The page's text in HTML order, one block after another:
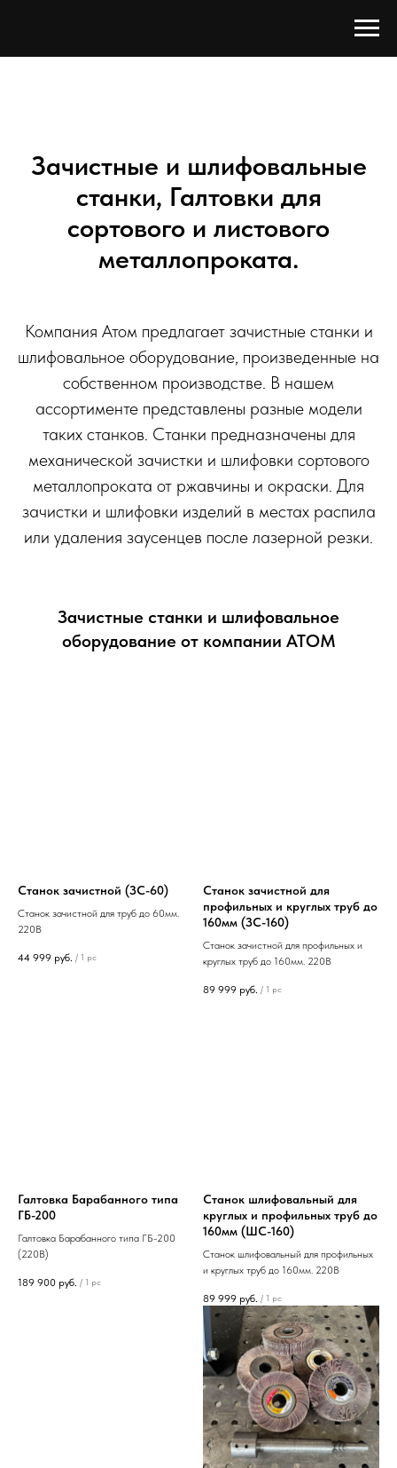
Зачистные и шлифовальные
станки, Галтовки для
сортового и листового
металлопроката.
Компания Атом предлагает зачистные станки и
шлифовальное оборудование, произведенные на
собственном производстве. В нашем
ассортименте представлены разные модели
таких станков. Станки предназначены для
механической зачистки и шлифовки сортового
металлопроката от ржавчины и окраски. Для
зачистки и шлифовки изделий в местах распила
или удаления заусенцев после лазерной резки.
Зачистные станки и шлифовальное
оборудование от компании АТОМ
Станок зачистной (ЗС-60)
Станок зачистной для труб до 60мм.
220В
44 999 руб. / 1 pc
Станок зачистной для
профильных и круглых труб до
160мм (ЗС-160)
Станок зачистной для профильных и
круглых труб до 160мм. 220В
89 999 руб. / 1 pc
Галтовка Барабанного типа
ГБ-200
Галтовка Барабанного типа ГБ-200
(220В)
189 900 руб. / 1 pc
Станок шлифовальный для
круглых и профильных труб до
160мм (ШС-160)
Станок шлифовальный для профильных
и круглых труб до 160мм. 220В
89 999 руб. / 1 pc